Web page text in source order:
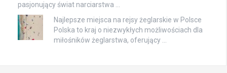
pasjonujący świat narciarstwa …
Najlepsze miejsca na rejsy żeglarskie w Polsce
Polska to kraj o niezwykłych możliwościach dla
miłośników żeglarstwa, oferujący …